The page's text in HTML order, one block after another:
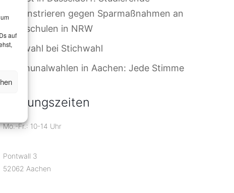
auf
demonstrieren gegen Sparmaßnahmen an
Hochschulen in NRW
Briefwahl bei Stichwahl
Kommunalwahlen in Aachen: Jede Stimme
zählt!
Öffnungszeiten
Mo.-Fr.: 10-14 Uhr
Pontwall 3
52062 Aachen